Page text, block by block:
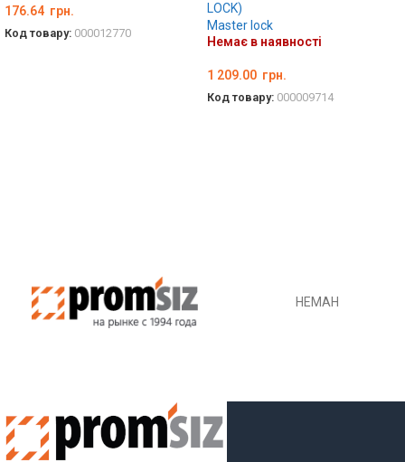
176.64 грн.
Код товару: 000012770
LOCK)
Master lock
Немає в наявності
1 209.00 грн.
Код товару: 000009714
НЕМАН